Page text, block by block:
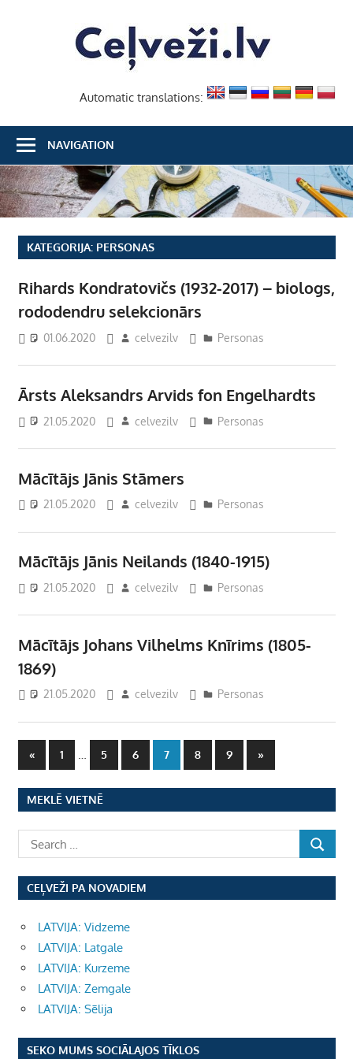
Automatic translations:
NAVIGATION
KATEGORIJA: PERSONAS
Rihards Kondratovičs (1932-2017) – biologs,
rododendru selekcionārs
01.06.2020 celvezilv Personas
Ārsts Aleksandrs Arvids fon Engelhardts
21.05.2020 celvezilv Personas
Mācītājs Jānis Stāmers
21.05.2020 celvezilv Personas
Mācītājs Jānis Neilands (1840-1915)
21.05.2020 celvezilv Personas
Mācītājs Johans Vilhelms Knīrims (1805-
1869)
21.05.2020 celvezilv Personas
Ziņu
numerācija
pēc
lappusēm
«Previous
Posts
1 … 5 6 7 8 9
Next
Posts
»
MEKLĒ VIETNĒ
CEĻVEŽI PA NOVADIEM
LATVIJA: Vidzeme
LATVIJA: Latgale
LATVIJA: Kurzeme
LATVIJA: Zemgale
LATVIJA: Sēlija
SEKO MUMS SOCIĀLAJOS TĪKLOS